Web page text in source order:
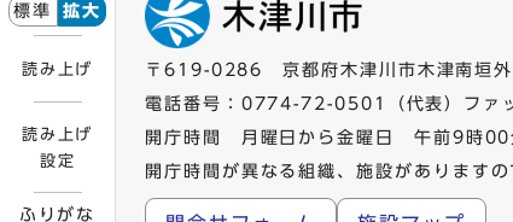
標準
拡大
読み上げ
読み上げ
設定
ふりがな
〒619-0286 京都府木津川市木津南垣
電話番号： 0774-72-0501
（代表）フ
開庁時間 月曜日から金曜日 午前9時00
開庁時間が異なる組織、施設があります